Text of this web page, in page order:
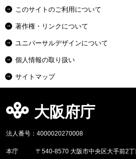
このサイトのご利用について
著作権・リンクについて
ユニバーサルデザインについて
個人情報の取り扱い
サイトマップ
大阪府庁
法人番号：4000020270008
本庁
〒540-8570 大阪市中央区大手前2丁